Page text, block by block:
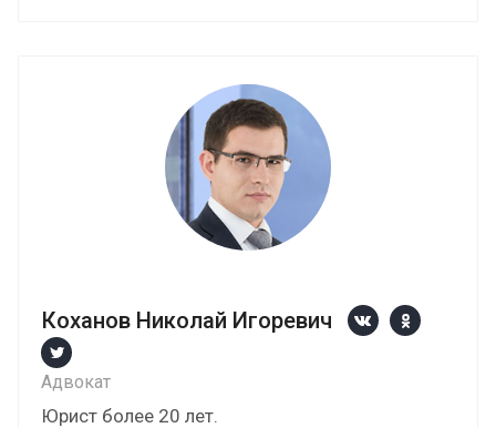
Коханов Николай Игоревич
Адвокат
Юрист более 20 лет.